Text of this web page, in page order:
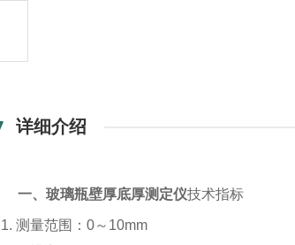
详细介绍
一、玻璃瓶壁厚底厚测定仪技术指标
1.测量范围：0～10mm